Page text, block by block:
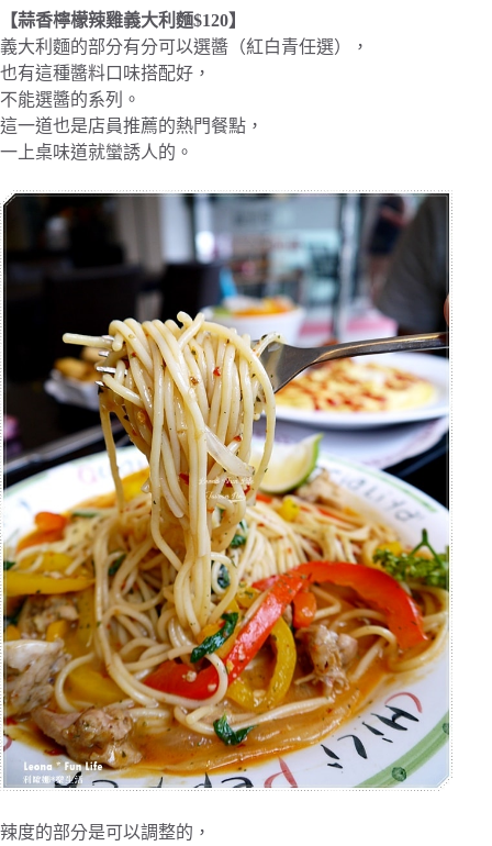
【蒜香檸檬辣雞義大利麵$120】
義大利麵的部分有分可以選醬（紅白青任選），
也有這種醬料口味搭配好，
不能選醬的系列。
這一道也是店員推薦的熱門餐點，
一上桌味道就蠻誘人的。
辣度的部分是可以調整的，